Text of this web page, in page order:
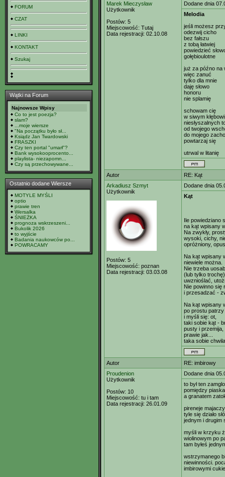
FORUM
CZAT
LINKI
KONTAKT
Szukaj
Wątki na Forum
Najnowsze Wpisy
Co to jest poezja?
slam?
...moje wiersze
"Na początku było sł...
Ksiądz Jan Twardowski
FRASZKI
Czy ten portal "umarł"?
Bank wysokooprocento...
playlista- niezapomn...
Czy są przechowywane...
Ostatnio dodane Wiersze
MOTYLE MYŚLI
optio
prawie tren
Wersalka
ŚNIEŻKA
prognoza wskrzeszeni...
Bukolik 2026
to wyjście
Badania naukowców po...
POWRACAMY
Marek Mieczysław
Użytkownik
Postów: 5
Miejscowość: Tutaj
Data rejestracji: 02.10.08
Dodane dnia
Melodia
jeśli możesz
odezwij cicho
bez fałszu
z tobą łatwiej
powiedzieć
gołębioulotne
już za późno na
więc zanuć
tylko dla mnie
daję słowo
honoru
nie splamię
schowam cię
w siwym
niesłyszalnych
od twojego
do mojego
powtarzaj się
utrwal w litanię
Autor
RE: Kąt
Arkadiusz Szmyt
Użytkownik
Postów: 5
Miejscowość: poznan
Data rejestracji: 03.03.08
Dodane dnia
Kąt
Ile powiedziano
na kąt wpisany
Na zwykły,
wysoki, cichy,
opróżniony,
Na kąt wpisany
niewiele można.
Nie trzeba
(lub tylko
uwznioślać,
Nie powinno się
i przesadzać -
Na kąt wpisany
po prostu patrzy
i myśli się: ot,
taki sobie kąt -
pusty i przemija,
prawie jak...
taka sobie
Autor
RE: imbirowy
Proudenion
Użytkownik
Postów: 10
Miejscowość: tu i tam
Data rejestracji: 26.01.09
Dodane dnia
to był ten
pomiędzy
a granatem
pireneje
tyle się działo
jednym i drugim
myśli w krzyku
wiolinowym po
tam byłeś
wstrzymanego
niewinności.
imbirowymi